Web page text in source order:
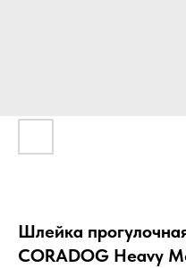
Шлейка
CORADOG Heavy